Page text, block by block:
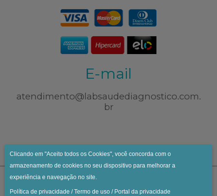
E-mail
atendimento@labsaudediagnostico.com.
br
Clicando em "Aceito todos os Cookies", você concorda com o
armazenamento de cookies no seu dispositivo para melhorar a
experiência e navegação no site.
Política de privacidade /Termo de uso / Portal da privacidade